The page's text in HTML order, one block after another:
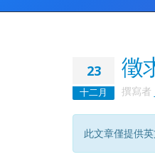
23
十二月
徵
撰寫者
此文章僅提供英